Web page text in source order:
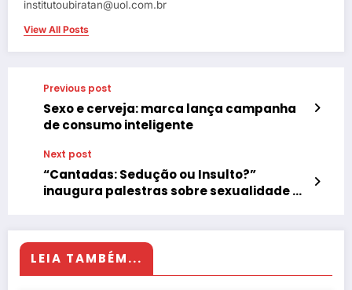
institutoubiratan@uol.com.br
View All Posts
Previous post
Sexo e cerveja: marca lança campanha
de consumo inteligente
Next post
“Cantadas: Sedução ou Insulto?”
inaugura palestras sobre sexualidade no
LEIA TAMBÉM...